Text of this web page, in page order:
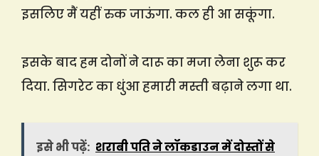
इसलिए मैं यहीं रुक जाऊंगा. कल ही आ सकूंगा.
इसके बाद हम दोनों ने दारू का मजा लेना शुरू कर
दिया. सिगरेट का धुंआ हमारी मस्ती बढ़ाने लगा था.
इसे भी पढ़ें: शराबी पति ने लॉकडाउन में दोस्तों से